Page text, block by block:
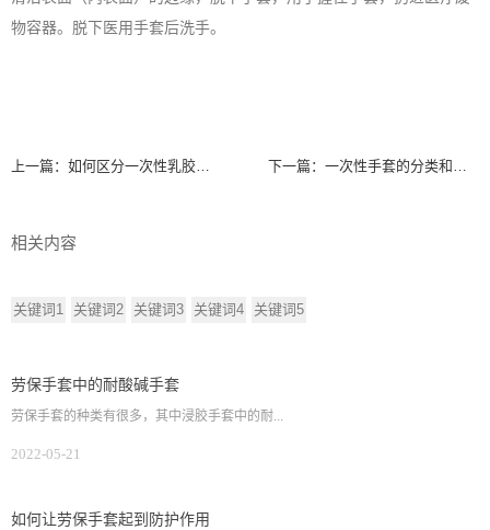
物容器。脱下医用手套后洗手。
上一篇： 如何区分一次性乳胶手套的质量？ 下一篇：一次性手套的分类和知识。
相关内容
关键词1 关键词2 关键词3 关键词4 关键词5
劳保手套中的耐酸碱手套
劳保手套的种类有很多，其中浸胶手套中的耐...
2022-05-21
如何让劳保手套起到防护作用